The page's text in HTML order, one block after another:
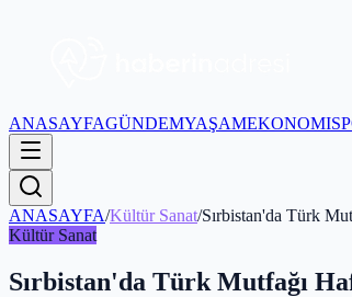
ANASAYFAGÜNDEMYAŞAMEKONOMI
ANASAYFA/Kültür Sanat/Sırbistan'da Türk
Kültür Sanat
Sırbistan'da Türk Mutfağı